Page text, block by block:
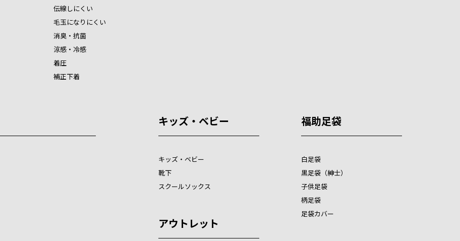
伝線しにくい
毛玉になりにくい
消臭・抗菌
涼感・冷感
着圧
補正下着
キッズ・ベビー
キッズ・ベビー
靴下
スクールソックス
アウトレット
福助足袋
白足袋
黒足袋（紳士）
子供足袋
柄足袋
足袋カバー